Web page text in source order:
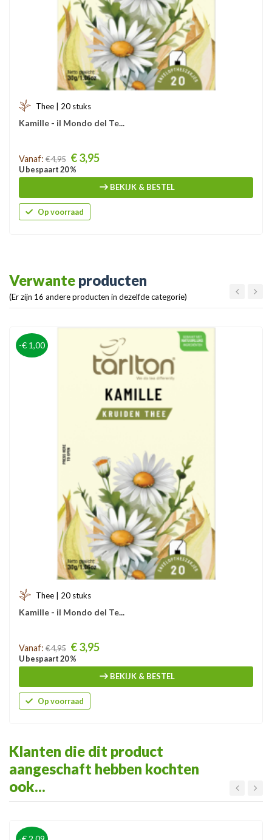
Thee | 20 stuks
Kamille - il Mondo del Te...
Prijs
Vanaf: € 4,95 € 3,95
U bespaart 20 %
BEKIJK & BESTEL
Op voorraad
Verwante producten
(Er zijn 16 andere producten in dezelfde categorie)
-€ 1,00
Thee | 20 stuks
Kamille - il Mondo del Te...
Prijs
Vanaf: € 4,95 € 3,95
U bespaart 20 %
BEKIJK & BESTEL
Op voorraad
Klanten die dit product
aangeschaft hebben kochten
ook...